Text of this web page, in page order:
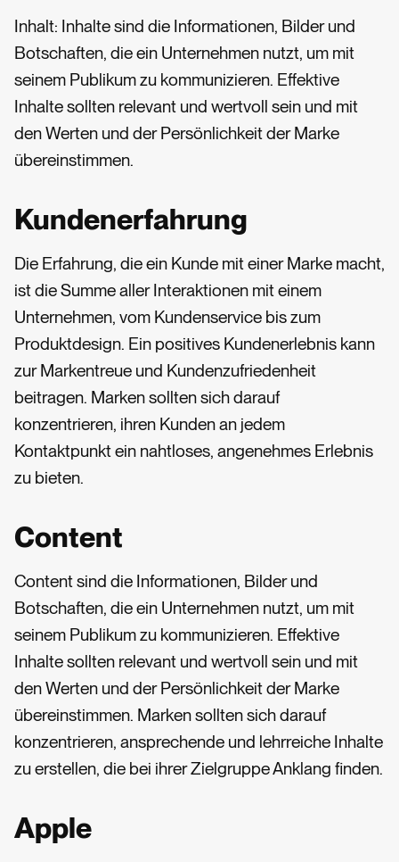
Inhalt: Inhalte sind die Informationen, Bilder und
Botschaften, die ein Unternehmen nutzt, um mit
seinem Publikum zu kommunizieren. Effektive
Inhalte sollten relevant und wertvoll sein und mit
den Werten und der Persönlichkeit der Marke
übereinstimmen.
Kundenerfahrung
Die Erfahrung, die ein Kunde mit einer Marke macht,
ist die Summe aller Interaktionen mit einem
Unternehmen, vom Kundenservice bis zum
Produktdesign. Ein positives Kundenerlebnis kann
zur Markentreue und Kundenzufriedenheit
beitragen. Marken sollten sich darauf
konzentrieren, ihren Kunden an jedem
Kontaktpunkt ein nahtloses, angenehmes Erlebnis
zu bieten.
Content
Content sind die Informationen, Bilder und
Botschaften, die ein Unternehmen nutzt, um mit
seinem Publikum zu kommunizieren. Effektive
Inhalte sollten relevant und wertvoll sein und mit
den Werten und der Persönlichkeit der Marke
übereinstimmen. Marken sollten sich darauf
konzentrieren, ansprechende und lehrreiche Inhalte
zu erstellen, die bei ihrer Zielgruppe Anklang finden.
Apple